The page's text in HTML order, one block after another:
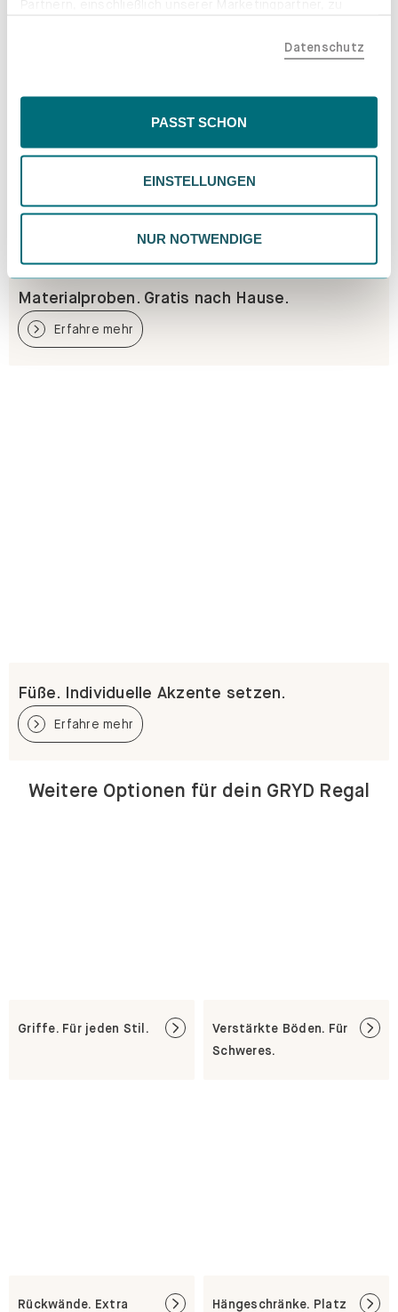
der EU, beispielsweise in den USA, verarbeitet werden
Inhalte eingeschränkt sein könnten. Wähle
deiner Präferenzen. Du kannst deine Wahl jederzeit
ändern. Weitere Informationen findest du in unserer
Datenschutzrichtlinie.
Datenschutz
PASST SCHON
EINSTELLUNGEN
NUR NOTWENDIGE
Materialproben. Gratis nach Hause.
Erfahre mehr
Füße. Individuelle Akzente setzen.
Erfahre mehr
Weitere Optionen für dein GRYD Regal
Griffe. Für jeden Stil.
Verstärkte Böden. Für
Schweres.
Rückwände. Extra
Hängeschränke. Platz